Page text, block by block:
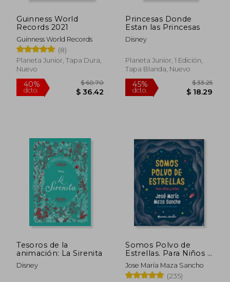
45%
dcto. $ 20.95
40%
dcto.
Guinness World
Records 2021
Guinness World Records
(8)
Planeta Junior, Tapa Dura,
Nuevo
Princesas Donde
Estan las Princesas
Disney
Planeta Junior, 1 Edición,
Tapa Blanda, Nuevo
Tesoros de la
animación: La Sirenita
Disney
Somos Polvo de
Estrellas. Para Niños y
Niñas
Jose María Maza Sancho
(235)